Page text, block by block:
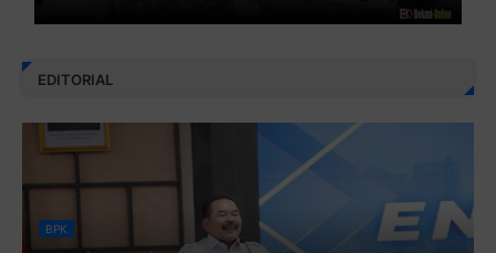
EDITORIAL
BPK